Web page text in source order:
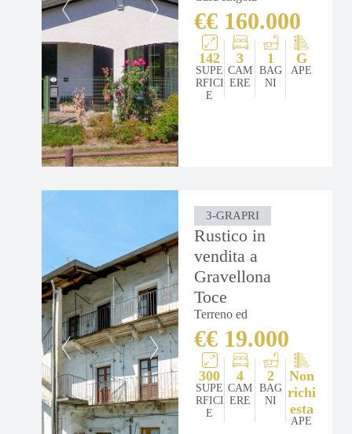
€€ 160.000
142
SUPE
RFICI
E
3
CAM
ERE
1
BAG
NI
G
APE
3-GRAPRI
Rustico in
vendita a
Gravellona
Toce
Terreno ed
€€ 19.000
300
SUPE
RFICI
E
4
CAM
ERE
2
BAG
NI
Non
richi
esta
APE